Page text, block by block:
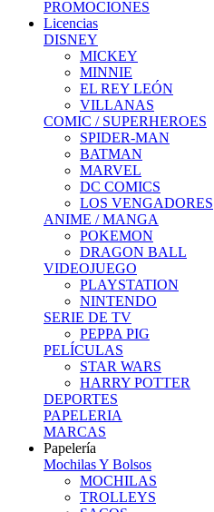
PROMOCIONES
Licencias
DISNEY
MICKEY
MINNIE
EL REY LEÓN
VILLANAS
COMIC / SUPERHEROES
SPIDER-MAN
BATMAN
MARVEL
DC COMICS
LOS VENGADORES
ANIME / MANGA
POKEMON
DRAGON BALL
VIDEOJUEGO
PLAYSTATION
NINTENDO
SERIE DE TV
PEPPA PIG
PELÍCULAS
STAR WARS
HARRY POTTER
DEPORTES
PAPELERIA
MARCAS
Papelería
Mochilas Y Bolsos
MOCHILAS
TROLLEYS